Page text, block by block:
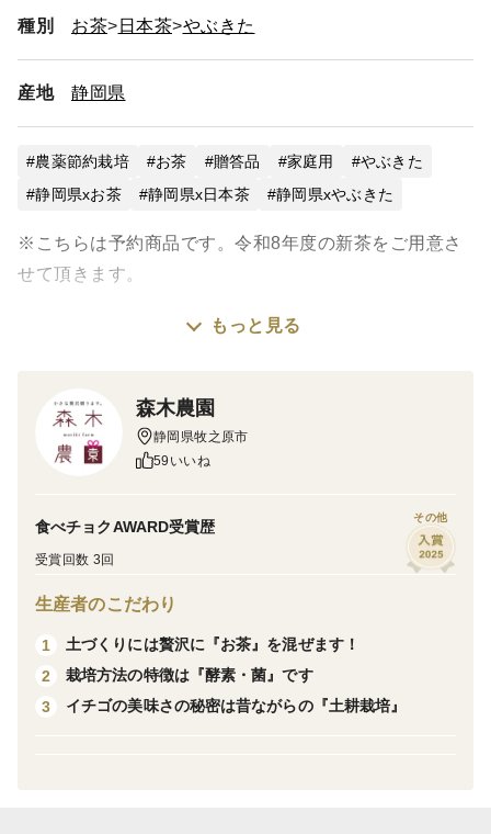
種別 お茶 日本茶 やぶきた
産地 静岡県
農薬節約栽培 お茶 贈答品 家庭用
やぶきた
静岡県xお茶
静岡県x日本茶 静岡県xやぶきた
※こちらは予約商品です。令和8年度の新茶をご用意さ
せて頂きます。
作ったお茶を「深蒸し茶」と呼びます。
茶葉の中まで十分に蒸気熱が伝わるため、茶葉は細かく
なりますが、お茶の味や栄養分がより濃く出ます。
ない茶葉そのものの有効成分も摂取できます。
立春から数えて八十八夜目に摘み取られるお茶です。
昔から「八十八夜のお茶を飲むと病気をせず長生きをす
る」と言われ愛されてきました。
当園のお茶は色が濃く、深い味わいを楽しんでいただけ
もっと見る
森木農園
静岡県牧之原市
59いいね
食べチョクAWARD受賞歴
受賞回数 3回
その他
生産者のこだわり
1
土づくりには贅沢に『お茶』を混ぜます！
2
栽培方法の特徴は『酵素・菌』です
3
イチゴの美味さの秘密は昔ながらの『土耕栽培』